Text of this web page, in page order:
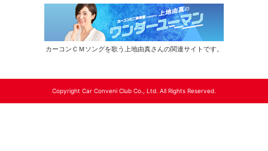
カーコンＣＭソングを歌う上地由真さんの関連サイトです。
Copyright Car Conveni Club Co., Ltd. All Rights Reserved.